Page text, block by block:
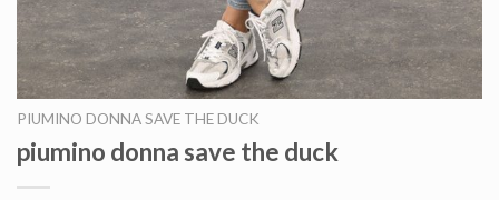
PIUMINO DONNA SAVE THE DUCK
piumino donna save the duck